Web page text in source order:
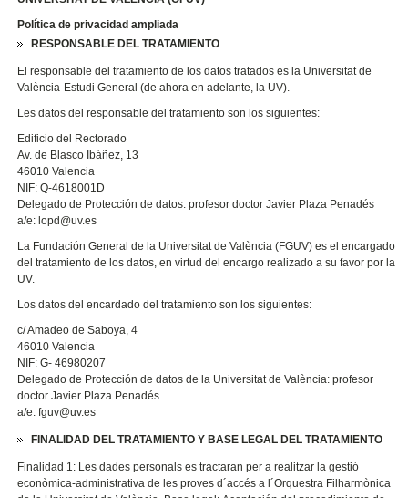
Política de privacidad ampliada
RESPONSABLE DEL TRATAMIENTO
El responsable del tratamiento de los datos tratados es la Universitat de
València-Estudi General (de ahora en adelante, la UV).
Les datos del responsable del tratamiento son los siguientes:
Edificio del Rectorado
Av. de Blasco Ibáñez, 13
46010 Valencia
NIF: Q-4618001D
Delegado de Protección de datos: profesor doctor Javier Plaza Penadés
a/e: lopd@uv.es
La Fundación General de la Universitat de València (FGUV) es el encargado
del tratamiento de los datos, en virtud del encargo realizado a su favor por la
UV.
Los datos del encardado del tratamiento son los siguientes:
c/ Amadeo de Saboya, 4
46010 Valencia
NIF: G- 46980207
Delegado de Protección de datos de la Universitat de València: profesor
doctor Javier Plaza Penadés
a/e: fguv@uv.es
FINALIDAD DEL TRATAMIENTO Y BASE LEGAL DEL TRATAMIENTO
Finalidad 1: Les dades personals es tractaran per a realitzar la gestió
econòmica-administrativa de les proves d´accés a l´Orquestra Filharmònica